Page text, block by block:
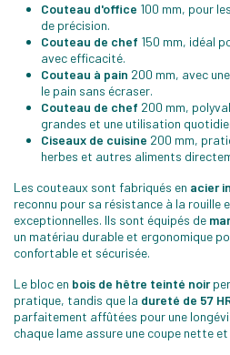
Couteau d'office 100 mm, pour
de précision.
Couteau de chef 150 mm, idéal
avec efficacité.
Couteau à pain 200 mm, avec
le pain sans écraser.
Couteau de chef 200 mm,
grandes et une utilisation
Ciseaux de cuisine 200 mm,
herbes et autres aliments
Les couteaux sont fabriqués en acier
reconnu pour sa résistance à la rouille
exceptionnelles. Ils sont équipés de
un matériau durable et ergonomique
confortable et sécurisée.
Le bloc en bois de hêtre teinté noir
pratique, tandis que la dureté de 57
parfaitement affûtées pour une
chaque lame assure une coupe nette